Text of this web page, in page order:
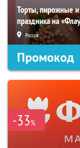
Торты, пирожные и
праздника на
Россия
Промокод
-33%